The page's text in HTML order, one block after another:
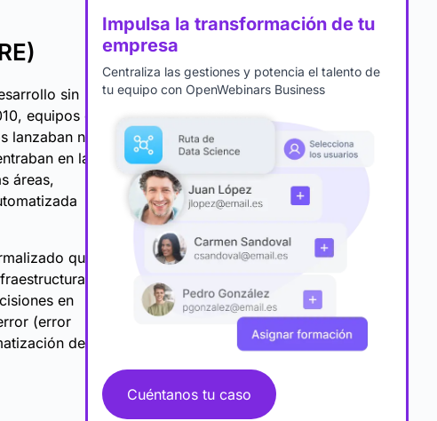
sin
equipos de
nuevas
en la
áreas,
que
en
(error
de
Impulsa la transformación de tu
empresa
Centraliza las gestiones y potencia el talento de
tu equipo con OpenWebinars Business
Cuéntanos tu caso